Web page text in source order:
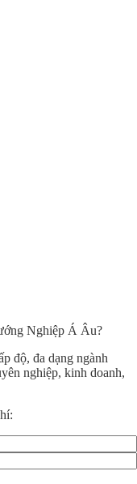
Nghiệp Á Âu?
độ, đa dạng ngành
nghiệp, kinh doanh,